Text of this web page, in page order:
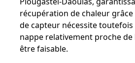
récupération de chaleur grâce
de capteur nécessite toutefois
nappe relativement proche
être faisable.